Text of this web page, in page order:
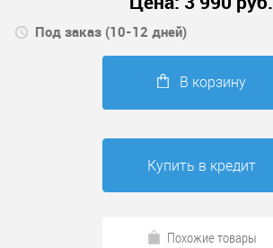
Под заказ (10-12 дней)
В корзину
Купить в кредит
Похожие товары